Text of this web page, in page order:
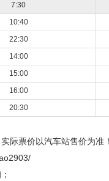
7:30
10:40
22:30
14:00
15:00
16:00
20:30
际票价以汽车站售价为准！